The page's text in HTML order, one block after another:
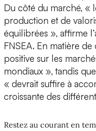
Du côté du marché, «
production et de
équilibrées », affirme
FNSEA. En matière
positive sur les
mondiaux », tandis
« devrait suffire à
croissante des
Restez au courant en